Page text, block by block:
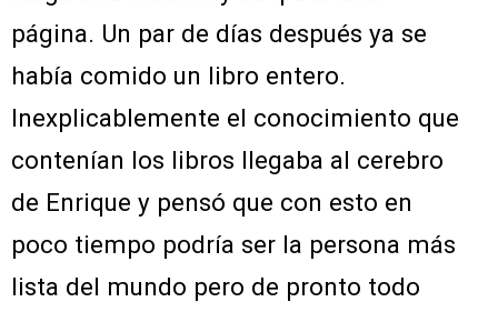
página. Un par de días después ya se
había comido un libro entero.
Inexplicablemente el conocimiento que
contenían los libros llegaba al cerebro
de Enrique y pensó que con esto en
poco tiempo podría ser la persona más
lista del mundo pero de pronto todo